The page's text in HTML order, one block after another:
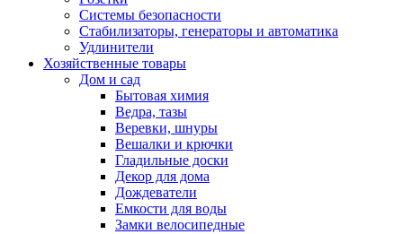
Системы безопасности
Стабилизаторы, генераторы и автоматика
Удлинители
Хозяйственные товары
Дом и сад
Бытовая химия
Ведра, тазы
Веревки, шнуры
Вешалки и крючки
Гладильные доски
Декор для дома
Дождеватели
Емкости для воды
Замки велосипедные